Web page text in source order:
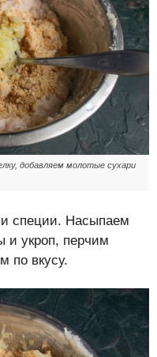
добавляем молотые сухари
специи. Насыпаем
и укроп, перчим
по вкусу.